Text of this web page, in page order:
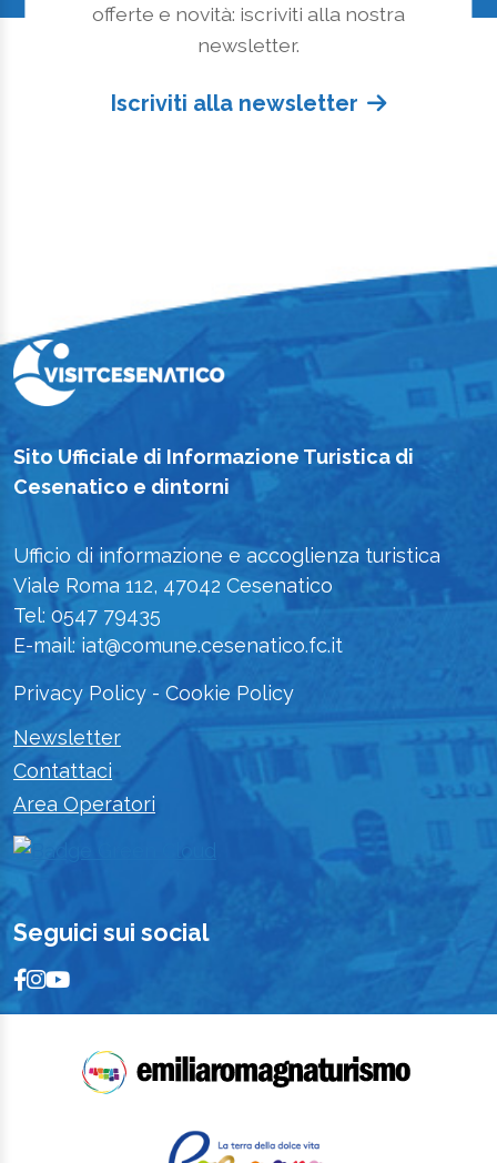
offerte e novità: iscriviti alla nostra
newsletter.
Iscriviti alla newsletter
Sito Ufficiale di Informazione Turistica di
Cesenatico e dintorni
Ufficio di informazione e accoglienza turistica
Viale Roma 112, 47042 Cesenatico
Tel: 0547 79435
E-mail: iat@comune.cesenatico.fc.it
Privacy Policy - Cookie Policy
Newsletter
Contattaci
Area Operatori
Seguici sui social